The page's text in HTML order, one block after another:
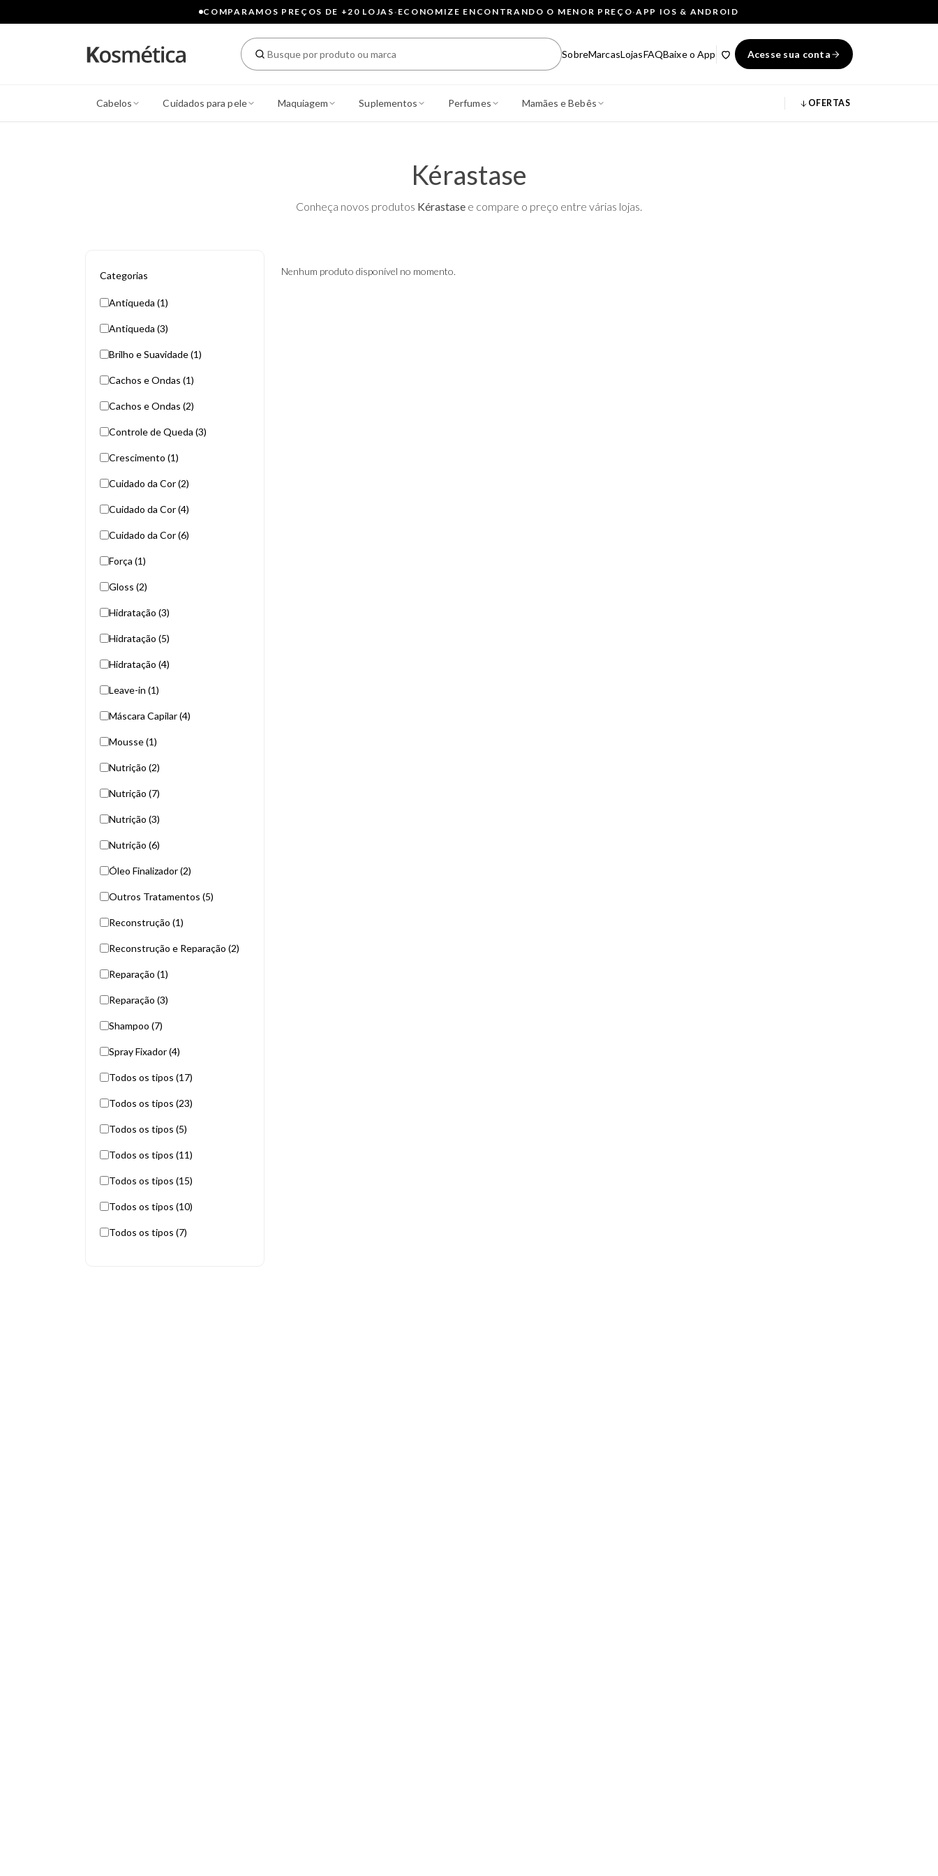
COMPARAMOS PREÇOS DE +20 LOJAS· ECONOMIZE ENCONTRANDO O MENOR PREÇO·APP IOS & ANDROID
SobreMarcasLojasFAQBaixe o App Acesse sua conta
Cabelos Cuidados para pele Maquiagem Suplementos Perfumes Mamães e Bebês OFERTAS
Kérastase
Conheça novos produtos Kérastase e compare o preço entre várias lojas.
Categorias
Antiqueda (1)
Antiqueda (3)
Brilho e Suavidade (1)
Cachos e Ondas (1)
Cachos e Ondas (2)
Controle de Queda (3)
Crescimento (1)
Cuidado da Cor (2)
Cuidado da Cor (4)
Cuidado da Cor (6)
Força (1)
Gloss (2)
Hidratação (3)
Hidratação (5)
Hidratação (4)
Leave-in (1)
Máscara Capilar (4)
Mousse (1)
Nutrição (2)
Nutrição (7)
Nutrição (3)
Nutrição (6)
Óleo Finalizador (2)
Outros Tratamentos (5)
Reconstrução (1)
Reconstrução e Reparação (2)
Reparação (1)
Reparação (3)
Shampoo (7)
Spray Fixador (4)
Todos os tipos (17)
Todos os tipos (23)
Todos os tipos (5)
Todos os tipos (11)
Todos os tipos (15)
Todos os tipos (10)
Todos os tipos (7)
Nenhum produto disponível no momento.